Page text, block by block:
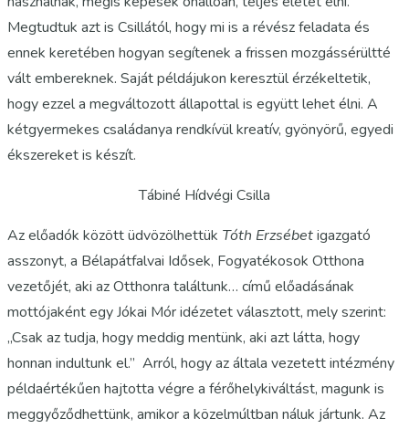
Megtudtuk azt is Csillától, hogy mi is a révész feladata és
ennek keretében hogyan segítenek a frissen mozgássérültté
vált embereknek. Saját példájukon keresztül érzékeltetik,
hogy ezzel a megváltozott állapottal is együtt lehet élni. A
kétgyermekes családanya rendkívül kreatív, gyönyörű, egyedi
ékszereket is készít.
Tábiné Hídvégi Csilla
Az előadók között üdvözölhettük Tóth Erzsébetigazgató
asszonyt, a Bélapátfalvai Idősek, Fogyatékosok Otthona
vezetőjét, aki az Otthonra találtunk… című előadásának
mottójaként egy Jókai Mór idézetet választott, mely szerint:
„Csak az tudja, hogy meddig mentünk, aki azt látta, hogy
honnan indultunk el.” Arról, hogy az általa vezetett intézmény
példaértékűen hajtotta végre a férőhelykiváltást, magunk is
meggyőződhettünk, amikor a közelmúltban náluk jártunk. Az